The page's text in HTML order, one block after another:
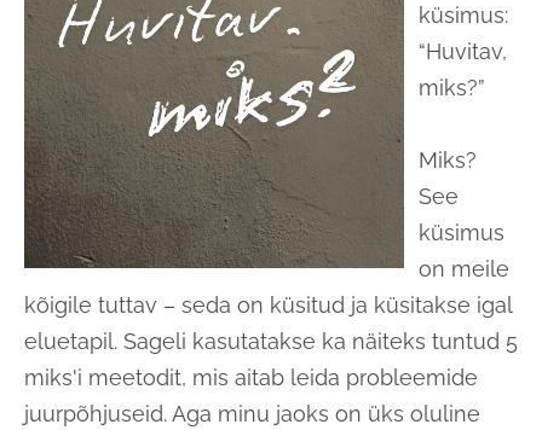
küsimus:
“Huvitav,
miks?”
Miks?
See
küsimus
on meile
kõigile tuttav – seda on küsitud ja küsitakse igal
eluetapil. Sageli kasutatakse ka näiteks tuntud 5
miks'i meetodit, mis aitab leida probleemide
juurpõhjuseid. Aga minu jaoks on üks oluline